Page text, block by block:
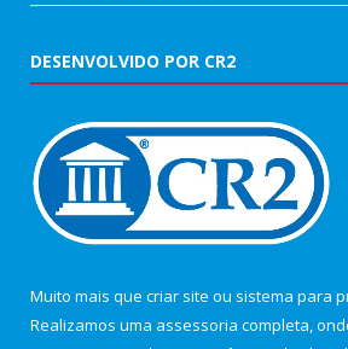
DESENVOLVIDO POR CR2
Muito mais que criar site ou sistema para
Realizamos uma assessoria completa,